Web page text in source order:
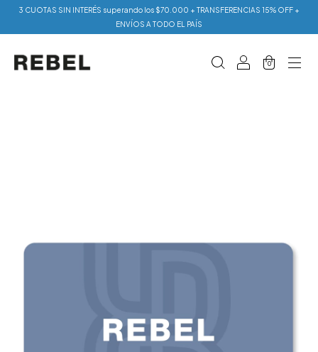
3 CUOTAS SIN INTERÉS superando los $70.000 + TRANSFERENCIAS 15% OFF +
ENVÍOS A TODO EL PAÍS
0